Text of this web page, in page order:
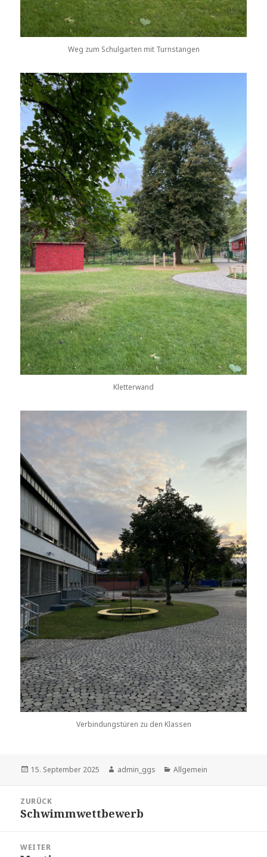
Weg zum Schulgarten mit Turnstangen
Kletterwand
Verbindungstüren zu den Klassen
Veröffentlicht
15. September 2025 Autor
admin_ggs Kategorien
Allgemein
ZURÜCK
Vorheriger
Schwimmwettbewerb
WEITER